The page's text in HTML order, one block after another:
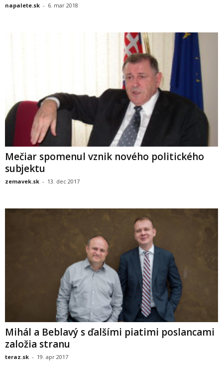
napalete.sk - 6. mar 2018
Mečiar spomenul vznik nového politického
subjektu
zemavek.sk - 13. dec 2017
Mihál a Beblavý s ďalšími piatimi poslancami
založia stranu
teraz.sk - 19. apr 2017